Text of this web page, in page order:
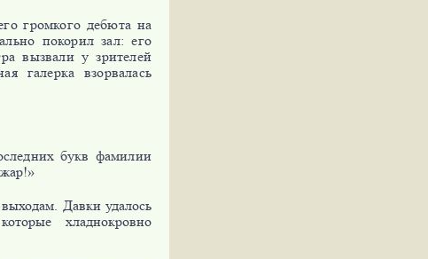
громкого дебюта на
покорил зал: его
вызвали у зрителей
галерка взорвалась
букв фамилии
Давки удалось
хладнокровно